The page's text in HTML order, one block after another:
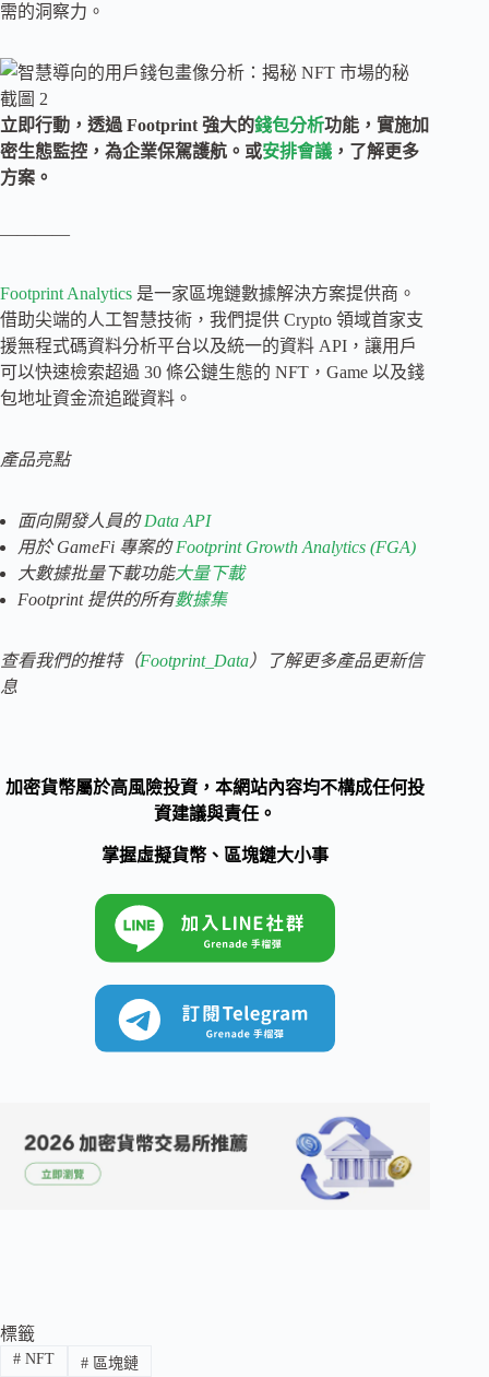
需的洞察力。
立即行動，透過 Footprint 強大的錢包分析功能，實施加
密生態監控，為企業保駕護航。或安排會議 ，了解更多
方案。
————
Footprint Analytics 是一家區塊鏈數據解決方案提供商。
借助尖端的人工智慧技術，我們提供 Crypto 領域首家支
援無程式碼資料分析平台以及統一的資料 API，讓用戶
可以快速檢索超過 30 條公鏈生態的 NFT，Game 以及錢
包地址資金流追蹤資料。
產品亮點
面向開發人員的Data API
用於 GameFi 專案的Footprint Growth Analytics (FGA)
大數據批量下載功能大量下載
Footprint 提供的所有數據集
查看我們的推特（Footprint_Data）了解更多產品更新信
息
加密貨幣屬於高風險投資，本網站內容均不構成任何投
資建議與責任。
掌握虛擬貨幣、區塊鏈大小事
標籤
#NFT #區塊鏈